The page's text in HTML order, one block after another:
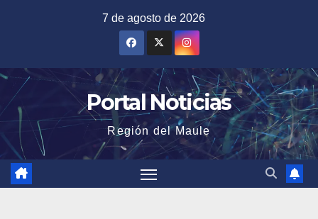
7 de agosto de 2026
Portal Noticias
Región del Maule